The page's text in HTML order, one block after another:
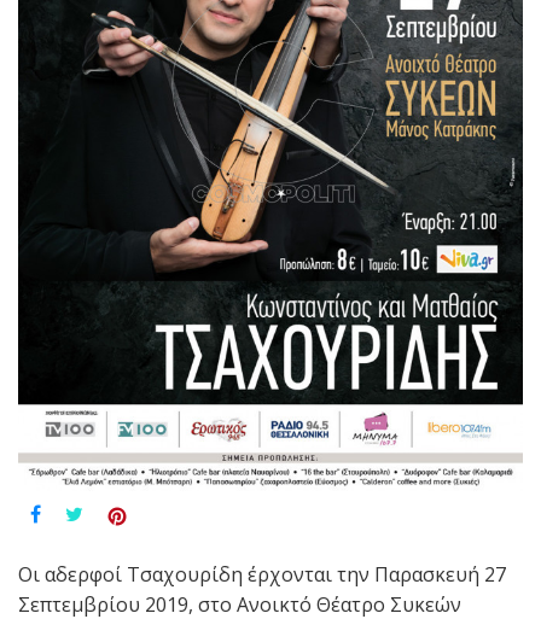
Οι αδερφοί Τσαχουρίδη έρχονται την Παρασκευή 27
Σεπτεμβρίου 2019, στο Ανοικτό Θέατρο Συκεών